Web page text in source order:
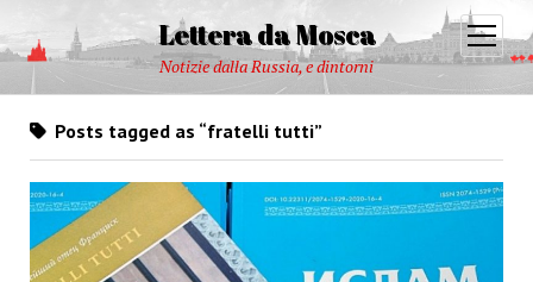
Lettera da Mosca
Notizie dalla Russia, e dintorni
open
menu
Posts tagged as “fratelli tutti”